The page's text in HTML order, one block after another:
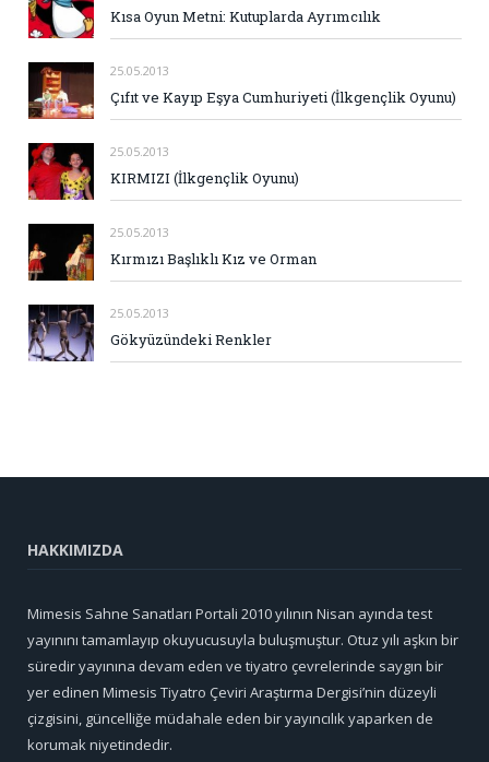
Kısa Oyun Metni: Kutuplarda Ayrımcılık
25.05.2013
Çıfıt ve Kayıp Eşya Cumhuriyeti (İlkgençlik Oyunu)
25.05.2013
KIRMIZI (İlkgençlik Oyunu)
25.05.2013
Kırmızı Başlıklı Kız ve Orman
25.05.2013
Gökyüzündeki Renkler
HAKKIMIZDA
Mimesis Sahne Sanatları Portali 2010 yılının Nisan ayında test
yayınını tamamlayıp okuyucusuyla buluşmuştur. Otuz yılı aşkın bir
süredir yayınına devam eden ve tiyatro çevrelerinde saygın bir
yer edinen Mimesis Tiyatro Çeviri Araştırma Dergisi’nin düzeyli
çizgisini, güncelliğe müdahale eden bir yayıncılık yaparken de
korumak niyetindedir.